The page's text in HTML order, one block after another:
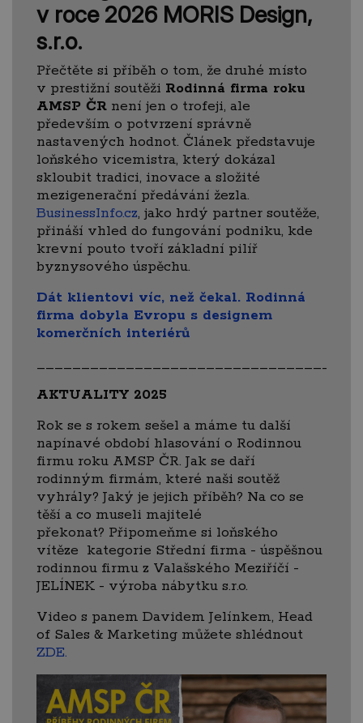
v roce 2026 MORIS Design,
s.r.o.
Přečtěte si příběh o tom, že druhé místo
v prestižní soutěži Rodinná firma roku
AMSP ČR není jen o trofeji, ale
především o potvrzení správně
nastavených hodnot. Článek představuje
loňského vicemistra, který dokázal
skloubit tradici, inovace a složité
mezigenerační předávání žezla.
BusinessInfo.cz, jako hrdý partner soutěže,
přináší vhled do fungování podniku, kde
krevní pouto tvoří základní pilíř
byznysového úspěchu.
Dát klientovi víc, než čekal. Rodinná
firma dobyla Evropu s designem
komerčních interiérů
AKTUALITY 2025
Rok se s rokem sešel a máme tu další
napínavé období hlasování o Rodinnou
firmu roku AMSP ČR. Jak se daří
rodinným firmám, které naši soutěž
vyhrály? Jaký je jejich příběh? Na co se
těší a co museli majitelé
překonat? Připomeňme si loňského
vítěze kategorie Střední firma - úspěšnou
rodinnou firmu z Valašského Meziříčí -
JELÍNEK - výroba nábytku s.r.o.
Video s panem Davidem Jelínkem, Head
of Sales & Marketing můžete shlédnout
ZDE.